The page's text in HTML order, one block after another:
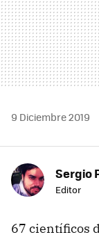
9 Diciembre 2019
Sergio
Editor
67 científicos